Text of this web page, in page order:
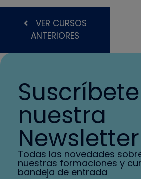
VER CURSOS
ANTERIORES
nuestra
Newsletter
Todas las novedades sobre
nuestras formaciones y
bandeja de entrada